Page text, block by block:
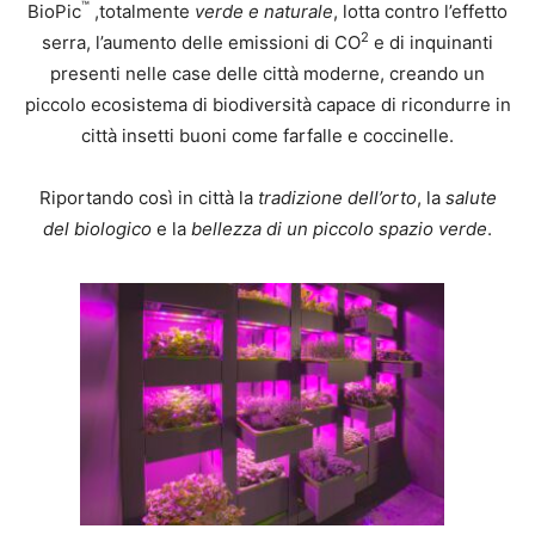
BioPic™ ,totalmente verde e naturale, lotta contro l’effetto
serra, l’aumento delle emissioni di CO2 e di inquinanti
presenti nelle case delle città moderne, creando un
piccolo ecosistema di biodiversità capace di ricondurre in
città insetti buoni come farfalle e coccinelle.
Riportando così in città la tradizione dell’orto, la salute
del biologico e la bellezza di un piccolo spazio verde.